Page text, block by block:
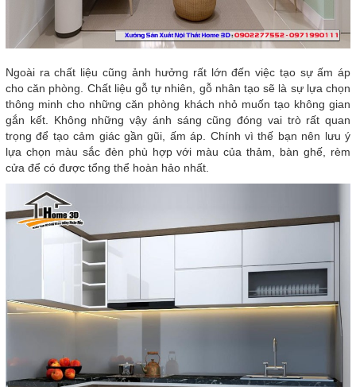
Ngoài ra chất liệu cũng ảnh hưởng rất lớn đến việc tạo sự ấm áp
cho căn phòng. Chất liệu gỗ tự nhiên, gỗ nhân tạo sẽ là sự lựa chọn
thông minh cho những căn phòng khách nhỏ muốn tạo không gian
gắn kết. Không những vậy ánh sáng cũng đóng vai trò rất quan
trọng để tạo cảm giác gần gũi, ấm áp. Chính vì thế bạn nên lưu ý
lựa chọn màu sắc đèn phù hợp với màu của thảm, bàn ghế, rèm
cửa để có được tổng thể hoàn hảo nhất.